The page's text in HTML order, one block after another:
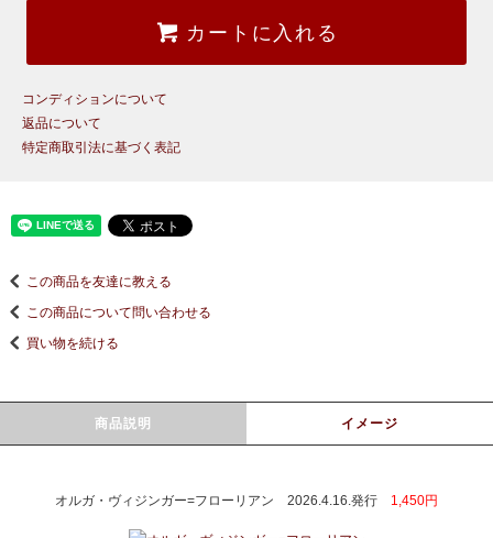
カートに入れる
コンディションについて
返品について
特定商取引法に基づく表記
この商品を友達に教える
この商品について問い合わせる
買い物を続ける
商品説明 イメージ
オルガ・ヴィジンガー=フローリアン 2026.4.16.発行 1,450円